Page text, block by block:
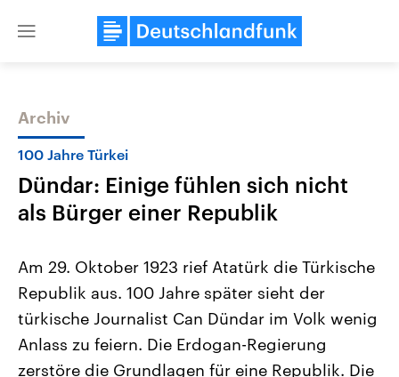
Close
Themen
Landtagswahl Sachsen-Anhalt
2026
Alle Informationen
Sachsen-Anhalt wählt am 6.
September 2026 einen neuen
USA
Aktuelle Beiträge,
Hintergründe
Wirtschaftlich und
gehören die Vereinigten
Archiv
100 Jahre Türkei
Dündar: Einige fühlen sich nicht
als Bürger einer Republik
Am 29. Oktober 1923 rief Atatürk die Türkische
Republik aus. 100 Jahre später sieht der
türkische Journalist Can Dündar im Volk wenig
Anlass zu feiern. Die Erdogan-Regierung
zerstöre die Grundlagen für eine Republik. Die